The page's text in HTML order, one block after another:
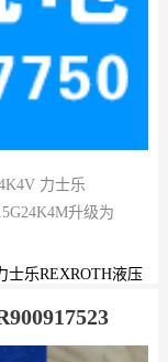
力士乐
升级为
士乐REXROTH液压